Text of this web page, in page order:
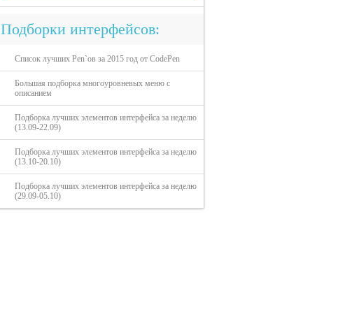
Подборки интерфейсов:
Список лучших Pen`ов за 2015 год от CodePen
Большая подборка многоуровневых меню с
описанием
Подборка лучших элементов интерфейса за неделю
(13.09-22.09)
Подборка лучших элементов интерфейса за неделю
(13.10-20.10)
Подборка лучших элементов интерфейса за неделю
(29.09-05.10)